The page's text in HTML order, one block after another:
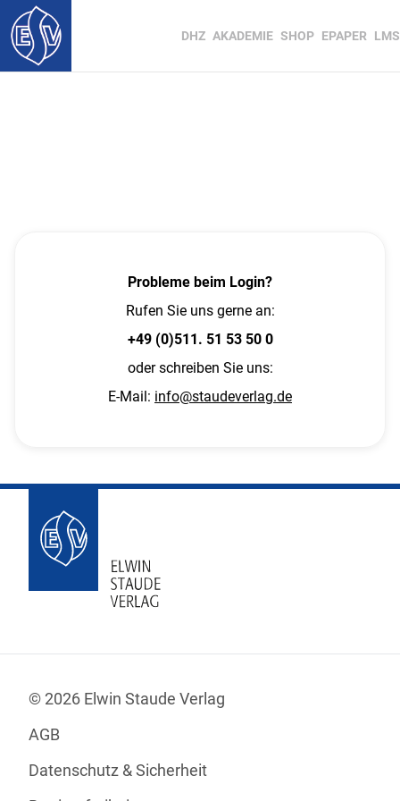
DHZ AKADEMIE SHOP EPAPER LMS
Probleme beim Login?
Rufen Sie uns gerne an:
+49 (0)511. 51 53 50 0
oder schreiben Sie uns:
E-Mail: info@staudeverlag.de
© 2026 Elwin Staude Verlag
AGB
Datenschutz & Sicherheit